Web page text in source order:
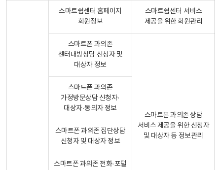
스마트쉼센터 홈페이지
회원정보
스마트쉼센터 서비스
제공을 위한 회원관리
스마트폰 과의존
센터내방상담 신청자 및
대상자 정보
스마트폰 과의존 상담
서비스 제공을 위한 신청자
및 대상자 등 정보관리
스마트폰 과의존
가정방문상담 신청자·
대상자·동의자 정보
스마트폰 과의존 집단상담
신청자 및 대상자 정보
스마트폰 과의존 전화·포털